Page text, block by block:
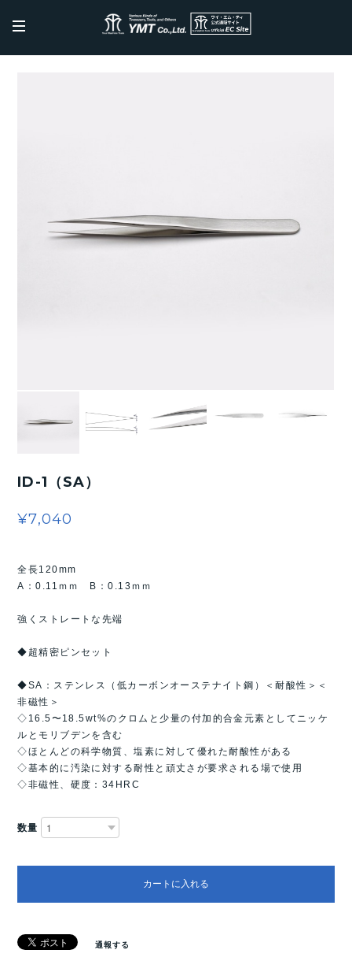
ID-1（SA）
¥7,040
全長120mm
A：0.11ｍｍ B：0.13ｍｍ
強くストレートな先端
◆超精密ピンセット
◆SA：ステンレス（低カーボンオーステナイト鋼）＜耐酸性＞＜
非磁性＞
◇16.5〜18.5wt%のクロムと少量の付加的合金元素としてニッケ
ルとモリブデンを含む
◇ほとんどの科学物質、塩素に対して優れた耐酸性がある
◇基本的に汚染に対する耐性と頑丈さが要求される場で使用
◇非磁性、硬度：34HRC
数量
カートに入れる
通報する